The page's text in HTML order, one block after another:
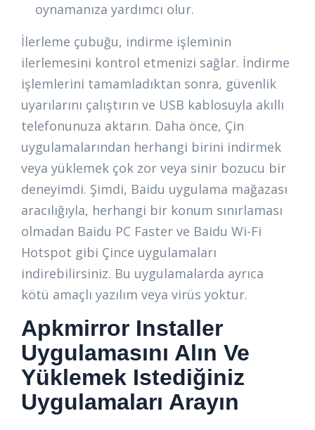
oynamanıza yardımcı olur.
İlerleme çubuğu, indirme işleminin
ilerlemesini kontrol etmenizi sağlar. İndirme
işlemlerini tamamladıktan sonra, güvenlik
uyarılarını çalıştırın ve USB kablosuyla akıllı
telefonunuza aktarın. Daha önce, Çin
uygulamalarından herhangi birini indirmek
veya yüklemek çok zor veya sinir bozucu bir
deneyimdi. Şimdi, Baidu uygulama mağazası
aracılığıyla, herhangi bir konum sınırlaması
olmadan Baidu PC Faster ve Baidu Wi-Fi
Hotspot gibi Çince uygulamaları
indirebilirsiniz. Bu uygulamalarda ayrıca
kötü amaçlı yazılım veya virüs yoktur.
Apkmirror Installer
Uygulamasını Alın Ve
Yüklemek Istediğiniz
Uygulamaları Arayın